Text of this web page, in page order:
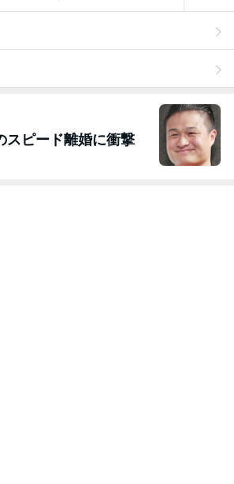
スピード離婚に衝撃